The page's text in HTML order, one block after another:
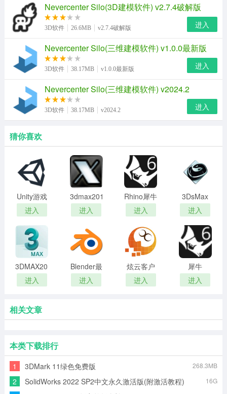
Nevercenter Silo(3D建模软件) v2.7.4破解版
3D软件 26.6MB v2.7.4破解版 进入
Nevercenter Silo(三维建模软件) v1.0.0最新版
3D软件 38.17MB v1.0.0最新版 进入
Nevercenter Silo(三维建模软件) v2024.2
3D软件 38.17MB v2024.2 进入
猜你喜欢
Unity游戏
开发
进入
3dmax2012
注册机
进入
Rhino犀牛
软件(3D建
模软件)
进入
3DsMax
中文绿色
版
进入
3DMAX2017
绿色精简
版
进入
Blender最
新版
进入
炫云客户
端官方版
进入
犀牛
建模软件
进入
相关文章
本类下载排行
1 3DMark 11绿色免费版 268.3MB
2 SolidWorks 2022 SP2中文永久激活版(附激活教程) 16G